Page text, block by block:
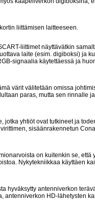
liittämisen laitteeseen.
liittimet näyttävätkin
laite (esim. digiboksi) ja
signaalia käytettäessä ja
värit välitetään omissa
paras, mutta sen rinnalle
yhtiöt ovat tutkineet ja
sisäänrakennetun
on kuitenkin se, että
Nykytekniikkaa käyttäen
hyväksytty antenniverkon
antenniverkon HD-lähetysten